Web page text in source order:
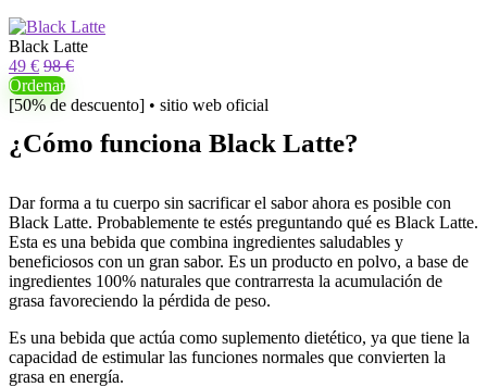
Black Latte
49 € 98 €
Ordenar
[50% de descuento] • sitio web oficial
¿Cómo funciona Black Latte?
Dar forma a tu cuerpo sin sacrificar el sabor ahora es posible con
Black Latte. Probablemente te estés preguntando qué es Black Latte.
Esta es una bebida que combina ingredientes saludables y
beneficiosos con un gran sabor. Es un producto en polvo, a base de
ingredientes 100% naturales que contrarresta la acumulación de
grasa favoreciendo la pérdida de peso.
Es una bebida que actúa como suplemento dietético, ya que tiene la
capacidad de estimular las funciones normales que convierten la
grasa en energía.